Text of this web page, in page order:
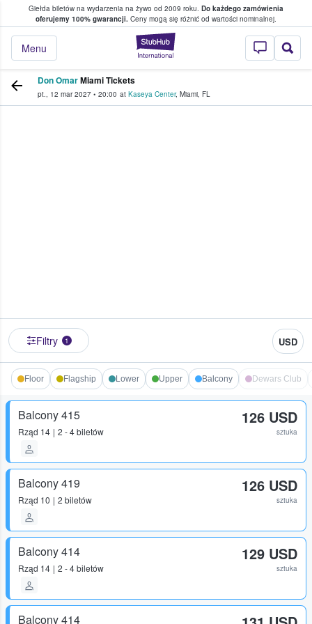
Giełda biletów na wydarzenia na żywo od 2009 roku. Do każdego zamówienia
oferujemy 100% gwarancji. Ceny mogą się różnić od wartości nominalnej.
StubHub —
Menu
w którym fani i kibice kupują i
Don OmarMiami Tickets
pt., 12 mar 2027 • 20:00 at Kaseya Center, Miami, FL
Filtry 1 USD
Floor Flagship Lower Upper Balcony Dewars Club
Balcony 415
Rząd 14 2 - 4 biletów
126 USD
sztuka
Balcony 419
Rząd 10 2 biletów
126 USD
sztuka
Balcony 414
Rząd 14 2 - 4 biletów
129 USD
sztuka
Balcony 414